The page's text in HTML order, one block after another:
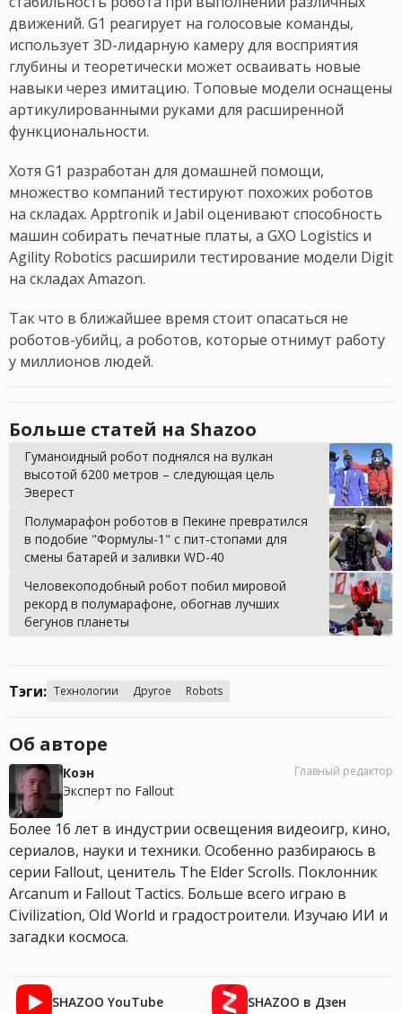
движений. G1 реагирует на голосовые команды,
использует 3D-лидарную камеру для восприятия
глубины и теоретически может осваивать новые
навыки через имитацию. Топовые модели оснащены
артикулированными руками для расширенной
функциональности.
Хотя G1 разработан для домашней помощи,
множество компаний тестируют похожих роботов
на складах. Apptronik и Jabil оценивают способность
машин собирать печатные платы, а GXO Logistics и
Agility Robotics расширили тестирование модели Digit
на складах Amazon.
Так что в ближайшее время стоит опасаться не
роботов-убийц, а роботов, которые отнимут работу
у миллионов людей.
Больше статей на Shazoo
Гуманоидный робот поднялся на вулкан
высотой 6200 метров – следующая цель
Эверест
Полумарафон роботов в Пекине превратился
в подобие "Формулы-1" с пит-стопами для
смены батарей и заливки WD-40
Человекоподобный робот побил мировой
рекорд в полумарафоне, обогнав лучших
бегунов планеты
Тэги: Технологии Другое Robots
Об авторе
Коэн
Эксперт по Fallout
Главный редактор
Более 16 лет в индустрии освещения видеоигр, кино,
сериалов, науки и техники. Особенно разбираюсь в
серии Fallout, ценитель The Elder Scrolls. Поклонник
Arcanum и Fallout Tactics. Больше всего играю в
Civilization, Old World и градостроители. Изучаю ИИ и
загадки космоса.
SHAZOO YouTube SHAZOO в Дзен